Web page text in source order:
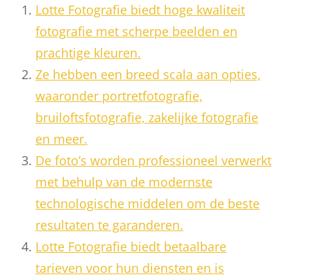
Lotte Fotografie biedt hoge kwaliteit
fotografie met scherpe beelden en
prachtige kleuren.
Ze hebben een breed scala aan opties,
waaronder portretfotografie,
bruiloftsfotografie, zakelijke fotografie
en meer.
De foto’s worden professioneel verwerkt
met behulp van de modernste
technologische middelen om de beste
resultaten te garanderen.
Lotte Fotografie biedt betaalbare
tarieven voor hun diensten en is